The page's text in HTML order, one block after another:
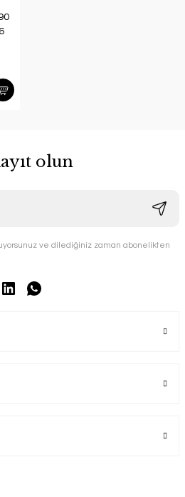
olun
ve dilediğiniz zaman abonelikten